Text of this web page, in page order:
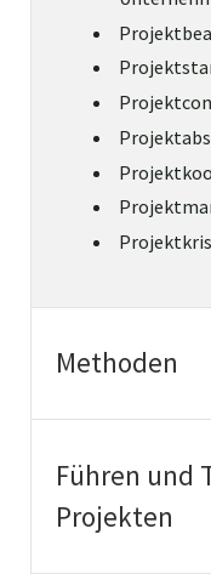
Methoden
Führen und
Projekten